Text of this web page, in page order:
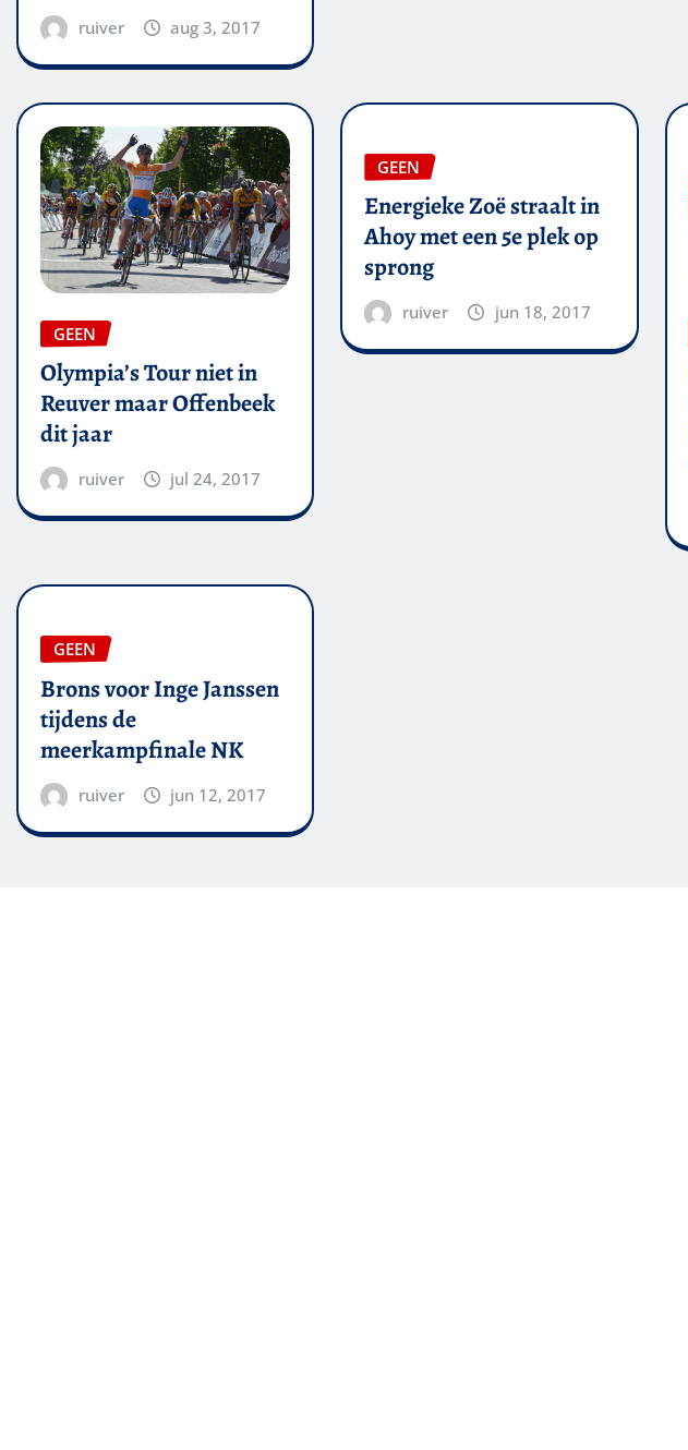
ruiver aug 3, 2017
GEEN
Olympia’s Tour niet in
Reuver maar Offenbeek
dit jaar
ruiver jul 24, 2017
GEEN
Energieke Zoë straalt in
Ahoy met een 5e plek op
sprong
ruiver
jun 18, 2017
GEEN
Brons voor Inge Janssen
tijdens de
meerkampfinale NK
ruiver jun 12, 2017